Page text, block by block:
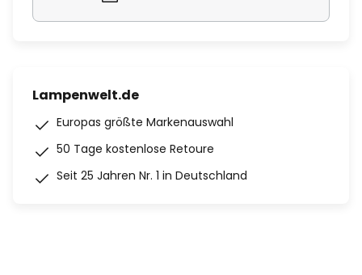
Lampenwelt.de
Europas größte Markenauswahl
50 Tage kostenlose Retoure
Seit 25 Jahren Nr. 1 in Deutschland